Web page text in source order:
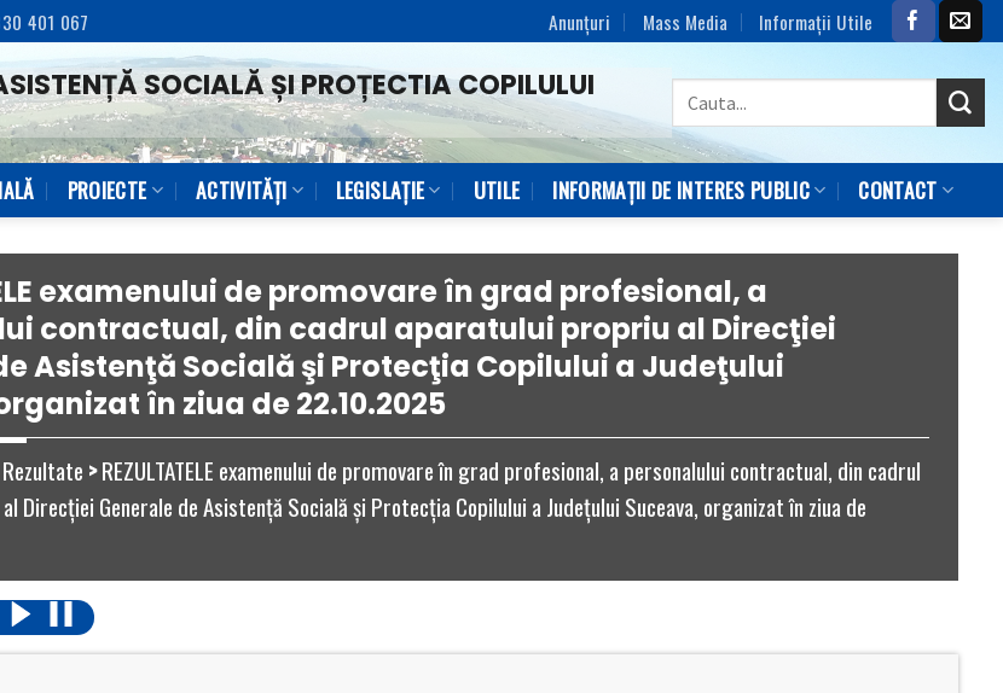
401 067 Anunțuri Mass Media Informaţii Utile
SOCIALĂ ȘI PROȚECTIA COPILULUI
PROIECTE ACTIVITĂȚI LEGISLAȚIE UTILE INFORMAȚII DE INTERES PUBLIC CONTACT
examenului de promovare în grad profesional, a
contractual, din cadrul aparatului propriu al Direcţiei
Asistenţă Socială şi Protecţia Copilului a Judeţului
în ziua de 22.10.2025
Rezultate >REZULTATELE examenului de promovare în grad profesional, a personalului contractual, din cadrul
Direcţiei Generale de Asistenţă Socială şi Protecţia Copilului a Judeţului Suceava, organizat în ziua de